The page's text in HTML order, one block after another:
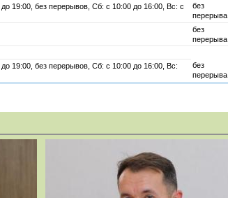
19:00, без перерывов, Сб: с 10:00 до 16:00, Вс: с
без
перерыва
без
перерыва
19:00, без перерывов, Сб: с 10:00 до 16:00, Вс:
без
перерыва